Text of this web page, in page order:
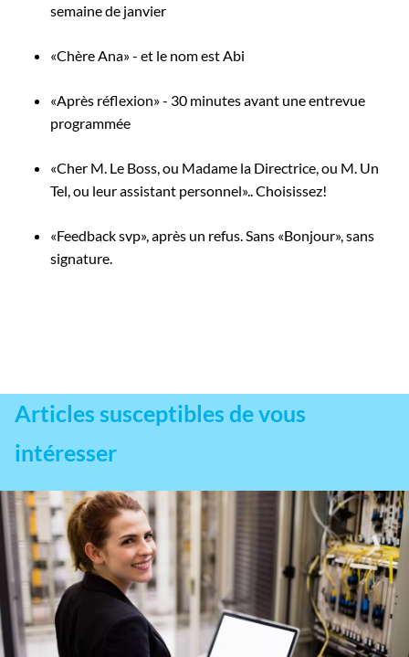
semaine de janvier
«Chère Ana» - et le nom est Abi
«Après réflexion» - 30 minutes avant une entrevue
programmée
«Cher M. Le Boss, ou Madame la Directrice, ou M. Un
Tel, ou leur assistant personnel».. Choisissez!
«Feedback svp», après un refus. Sans «Bonjour», sans
signature.
Articles susceptibles de vous
intéresser